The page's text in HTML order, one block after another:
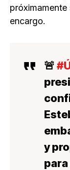
encargo.
🚨
y